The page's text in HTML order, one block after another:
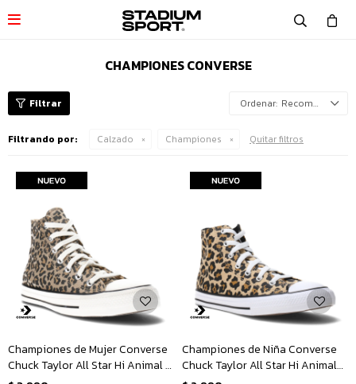

CHAMPIONES CONVERSE
Recomendados
Filtrando por: Calzado Championes Quitar filtros
Championes de Mujer Converse
Chuck Taylor All Star Hi Animal -
Championes de Niña Converse
Chuck Taylor All Star Hi Animal